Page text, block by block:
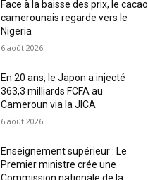
Face à la baisse des prix, le cacao
camerounais regarde vers le
Nigeria
6 août 2026
En 20 ans, le Japon a injecté
363,3 milliards FCFA au
Cameroun via la JICA
6 août 2026
Enseignement supérieur : Le
Premier ministre crée une